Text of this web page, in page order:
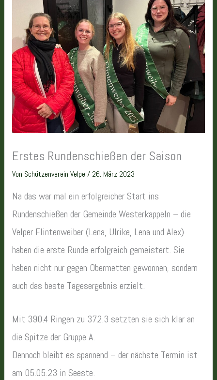
Erstes Rundenschießen der Saison
Von Schützenverein Velpe / 26. März 2023
Na das war mal ein erfolgreicher Start ins
Rundenschießen der Gemeinde Westerkappeln – die
Velper Flintenweiber (Lena, Ulrike, Lena und Alex)
haben die erste Runde erfolgreich gemeistert. Sie
haben nicht nur gegen Obermetten gewonnen, sondern
auch das beste Tagesergebnis erzielt.
Mit 390.4 Ringen zu 372.3 setzten sie sich klar an
die Spitze der Gruppe A.
Dennoch bleibt es spannend – der nächste Termin ist
am 05.05.23 in Seeste.